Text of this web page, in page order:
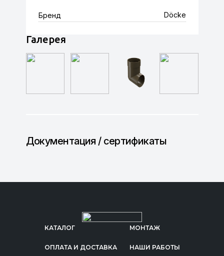
Бренд Döcke
Галерея
Документация / сертификаты
КАТАЛОГ МОНТАЖ
ОПЛАТА И ДОСТАВКА НАШИ РАБОТЫ